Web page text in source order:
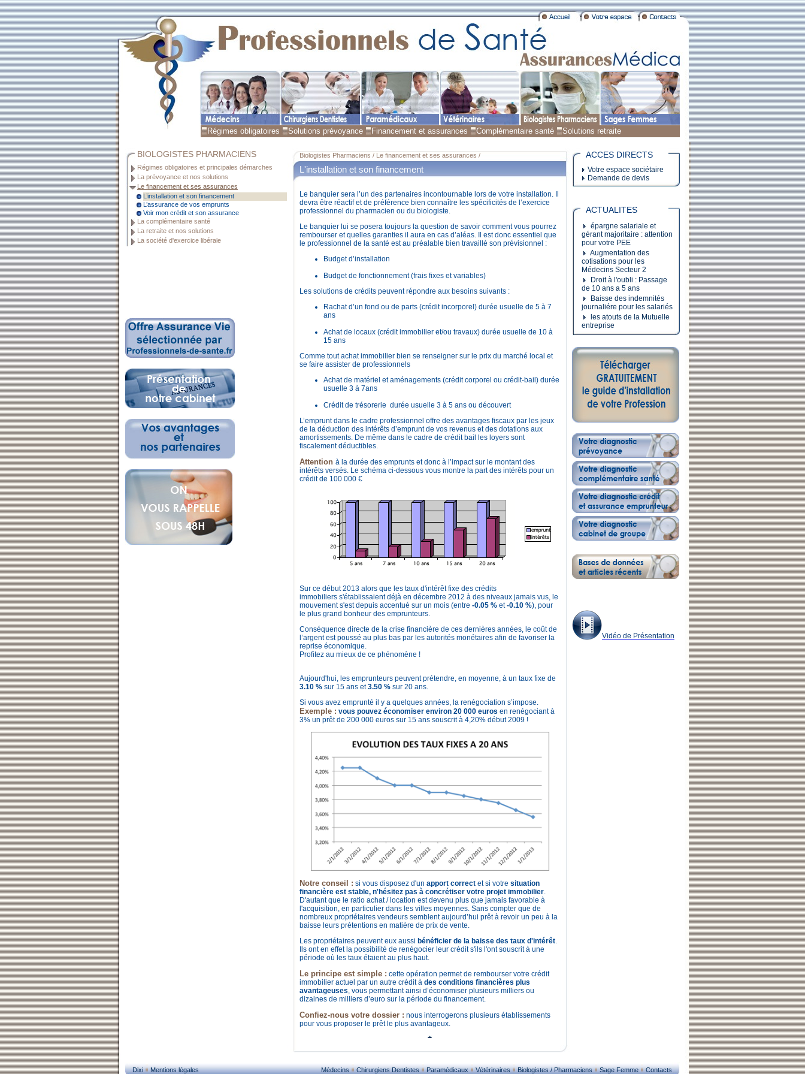
Régimes obligatoires Solutions prévoyance Financement et assurances Complémentaire santé Solutions retraite
BIOLOGISTES PHARMACIENS
Régimes obligatoires et principales démarches
La prévoyance et nos solutions
Le financement et ses assurances
La complémentaire santé
La retraite et nos solutions
La société d'exercice libérale
L’installation et son financement
L’assurance de vos emprunts
Voir mon crédit et son assurance
Biologistes Pharmaciens / Le financement et ses assurances /
L'installation et son financement
Le banquier sera l’un des partenaires incontournable lors de votre installation. Il
devra être réactif et de préférence bien connaître les spécificités de l’exercice
professionnel du pharmacien ou du biologiste.
Le banquier lui se posera toujours la question de savoir comment vous pourrez
rembourser et quelles garanties il aura en cas d’aléas. Il est donc essentiel que
le professionnel de la santé est au préalable bien travaillé son prévisionnel :
Budget d’installation
Budget de fonctionnement (frais fixes et variables)
Les solutions de crédits peuvent répondre aux besoins suivants :
Rachat d’un fond ou de parts (crédit incorporel) durée usuelle de 5 à 7
ans
Achat de locaux (crédit immobilier et/ou travaux) durée usuelle de 10 à
15 ans
Comme tout achat immobilier bien se renseigner sur le prix du marché local et
se faire assister de professionnels
Achat de matériel et aménagements (crédit corporel ou crédit-bail) durée
usuelle 3 à 7ans
Crédit de trésorerie durée usuelle 3 à 5 ans ou découvert
L’emprunt dans le cadre professionnel offre des avantages fiscaux par les jeux
de la déduction des intérêts d’emprunt de vos revenus et des dotations aux
amortissements. De même dans le cadre de crédit bail les loyers sont
fiscalement déductibles.
Attention à la durée des emprunts et donc à l’impact sur le montant des
intérêts versés. Le schéma ci-dessous vous montre la part des intérêts pour un
crédit de 100 000 €
Sur ce début 2013 alors que les taux d'intérêt fixe des crédits
immobiliers s'établissaient déjà en décembre 2012 à des niveaux jamais vus, le
mouvement s'est depuis accentué sur un mois (entre -0.05 % et-0.10 %), pour
le plus grand bonheur des emprunteurs.
Conséquence directe de la crise financière de ces dernières années, le coût de
l’argent est poussé au plus bas par les autorités monétaires afin de favoriser la
reprise économique.
Profitez au mieux de ce phénomène !
Aujourd'hui, les emprunteurs peuvent prétendre, en moyenne, à un taux fixe de
3.10 % sur 15 ans et3.50 % sur 20 ans.
Si vous avez emprunté il y a quelques années, la renégociation s’impose.
Exemple : vous pouvez économiser environ 20 000 euros en renégociant à
3% un prêt de 200 000 euros sur 15 ans souscrit à 4,20% début 2009 !
Notre conseil : si vous disposez d'un apport correct et si votre situation
financière est stable, n'hésitez pas à concrétiser votre projet immobilier.
D'autant que le ratio achat / location est devenu plus que jamais favorable à
l'acquisition, en particulier dans les villes moyennes. Sans compter que de
nombreux propriétaires vendeurs semblent aujourd’hui prêt à revoir un peu à la
baisse leurs prétentions en matière de prix de vente.
Les propriétaires peuvent eux aussi bénéficier de la baisse des taux d'intérêt.
Ils ont en effet la possibilité de renégocier leur crédit s'ils l'ont souscrit à une
période où les taux étaient au plus haut.
Le principe est simple : cette opération permet de rembourser votre crédit
immobilier actuel par un autre crédit à des conditions financières plus
avantageuses, vous permettant ainsi d’économiser plusieurs milliers ou
dizaines de milliers d’euro sur la période du financement.
Confiez-nous votre dossier : nous interrogerons plusieurs établissements
pour vous proposer le prêt le plus avantageux.
ACCES DIRECTS
Votre espace sociétaire
Demande de devis
ACTUALITES
épargne salariale et
gérant majoritaire : attention
pour votre PEE
Augmentation des
cotisations pour les
Médecins Secteur 2
Droit à l'oubli : Passage
de 10 ans a 5 ans
Baisse des indemnités
journaliére pour les salariés
les atouts de la Mutuelle
entreprise
Vidéo de Présentation
Dixi Mentions légales Médecins Chirurgiens Dentistes Paramédicaux Vétérinaires Biologistes / Pharmaciens Sage Femme Contacts